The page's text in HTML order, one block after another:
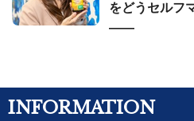
をどうセルフ
——
INFORMATION